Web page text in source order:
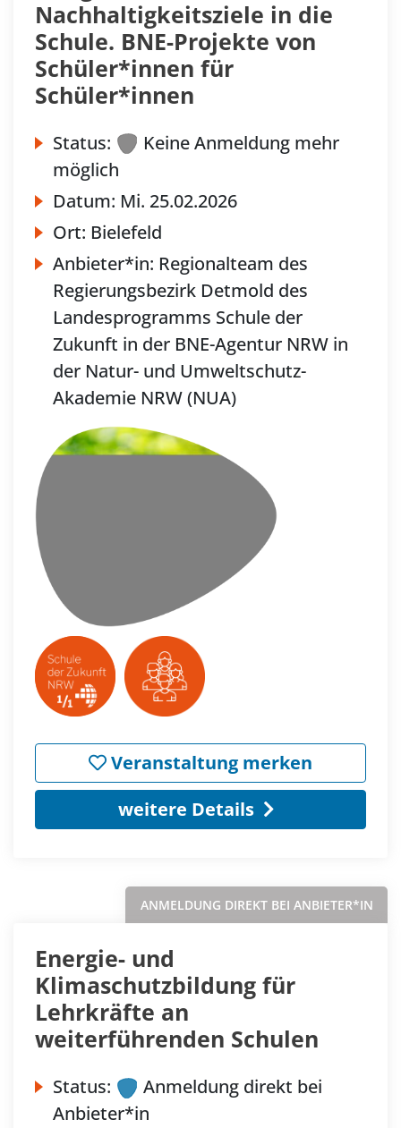
Nachhaltigkeitsziele in die
Schule. BNE-Projekte von
Schüler*innen für
Schüler*innen
Status:
Keine Anmeldung mehr
möglich
Datum: Mi. 25.02.2026
Ort: Bielefeld
Anbieter*in: Regionalteam des
Regierungsbezirk Detmold des
Landesprogramms Schule der
Zukunft in der BNE-Agentur NRW in
der Natur- und Umweltschutz-
Akademie NRW (NUA)
Veranstaltung merken
weitere Details
ANMELDUNG DIREKT BEI ANBIETER*IN
Energie- und
Klimaschutzbildung für
Lehrkräfte an
weiterführenden Schulen
Status:
Anmeldung direkt bei
Anbieter*in